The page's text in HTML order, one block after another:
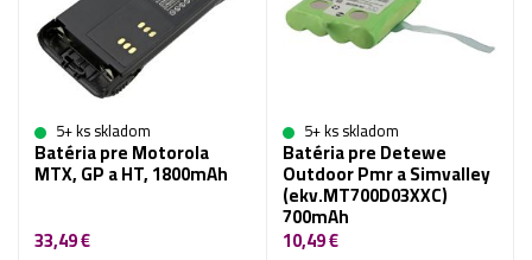
5+ ks skladom
Batéria pre Motorola
MTX, GP a HT, 1800mAh
33,49 €
5+ ks skladom
Batéria pre Detewe
Outdoor Pmr a Simvalley
(ekv.MT700D03XXC)
700mAh
10,49 €